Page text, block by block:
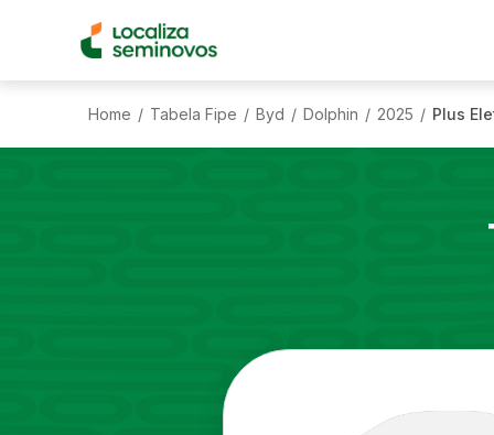
Home / Tabela Fipe / Byd / Dolphin / 2025 / Plus